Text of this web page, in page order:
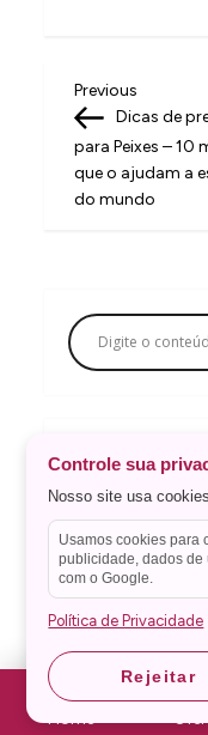
Home
N
a
v
e
ç
ã
d
e
P
o
s
t
Previous
Post
Previous
Dicas de
para Peixes – 10
que o ajudam a
do mundo
Esotéricos e
Controle sua
Nosso site usa
Usamos cookies para
publicidade, dados
com o Google.
Política de Privacidade
Rejeitar